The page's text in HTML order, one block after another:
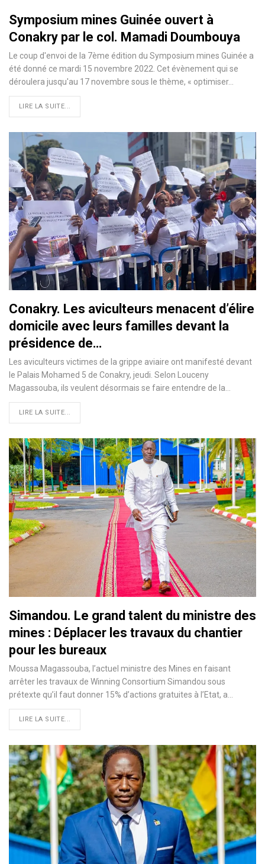
Symposium mines Guinée ouvert à
Conakry par le col. Mamadi Doumbouya
Le coup d'envoi de la 7ème édition du Symposium mines Guinée a
été donné ce mardi 15 novembre 2022. Cet évènement qui se
déroulera jusqu'au 17 novembre sous le thème, « optimiser…
LIRE LA SUITE...
Conakry. Les aviculteurs menacent d’élire
domicile avec leurs familles devant la
présidence de…
Les aviculteurs victimes de la grippe aviaire ont manifesté devant
le Palais Mohamed 5 de Conakry, jeudi. Selon Louceny
Magassouba, ils veulent désormais se faire entendre de la…
LIRE LA SUITE...
Simandou. Le grand talent du ministre des
mines : Déplacer les travaux du chantier
pour les bureaux
Moussa Magassouba, l’actuel ministre des Mines en faisant
arrêter les travaux de Winning Consortium Simandou sous
prétexte qu’il faut donner 15% d’actions gratuites à l’Etat, a…
LIRE LA SUITE...